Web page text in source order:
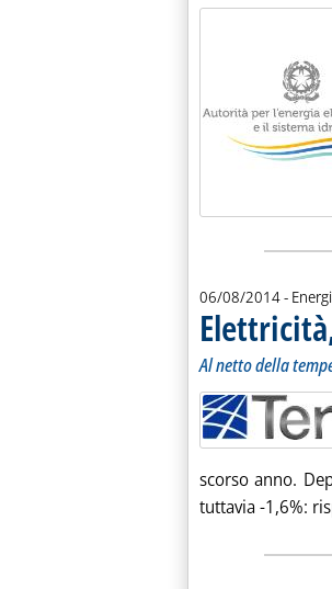
Lista
06/08/2014-
Al netto della
scorso anno.
tuttavia -1,6%: